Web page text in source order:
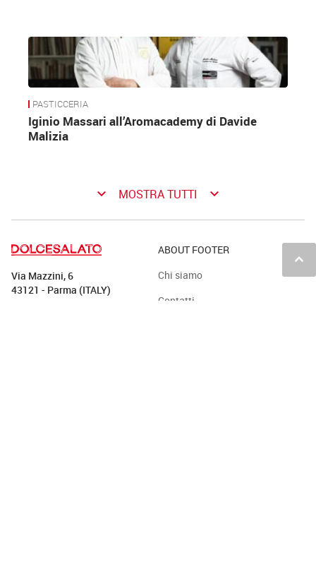
PASTICCERIA
Iginio Massari all’Aromacademy di Davide
Malizia
keyboard_arrow_down MOSTRA TUTTI keyboard_arrow_down
keyboard_arrow_up
Via Mazzini, 6
43121 - Parma (ITALY)
ABOUT FOOTER
Chi siamo
Contatti